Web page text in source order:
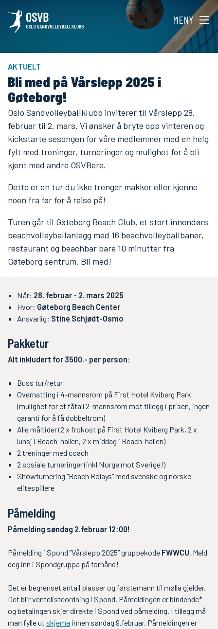
MENY
AKTUELT
Bli med på Vårslepp 2025 i
Gøteborg!
Oslo Sandvolleyballklubb inviterer til Vårslepp 28.
februar til 2. mars. Vi ønsker å bryte opp vinteren og
kickstarte sesongen for våre medlemmer med en helg
fylt med treninger, turneringer og mulighet for å bli
kjent med andre OSVBere.
Dette er en tur du ikke trenger makker eller kjenne
noen fra før for å reise på!
Turen går til Gøteborg Beach Club, et stort innendørs
beachvolleyballanlegg med 16 beachvolleyballbaner,
restaurant og beachbar bare 10 minutter fra
Gøteborg sentrum. Bli med!
Når: 28. februar - 2. mars 2025
Hvor: Gøteborg Beach Center
Ansvarlig: Stine Schjødt-Osmo
Pakketur
Alt inkludert for 3500.- per person:
Buss tur/retur
Overnatting i 4-mannsrom på First Hotel Kviberg Park
(mulighet for et fåtall 2-mannsrom mot tillegg i prisen, ingen
garanti for å få dobbeltrom)
Alle måltider (2 x frokost på First Hotel Kviberg Park, 2 x
lunsj i Beach-hallen, 2 x middag i Beach-hallen)
2 treninger med coach
2 sosiale turneringer (inkl Norge mot Sverige!)
Showturnering "Beach Rolays" med svenske og norske
elitespillere
Påmelding
Påmelding søndag 2.februar 12:00!
Påmelding i Spond ”Vårslepp 2025” gruppekode FWWCU. Meld
deg inn i Spondgruppa på forhånd!
Det er begrenset antall plasser og førstemann til mølla gjelder.
Det blir ventelisteordning i Spond. Påmeldingen er bindende*
og betalingen skjer direkte i Spond ved påmelding. I tillegg må
man fylle ut skjema innen søndag 9.februar. Påmeldingen er